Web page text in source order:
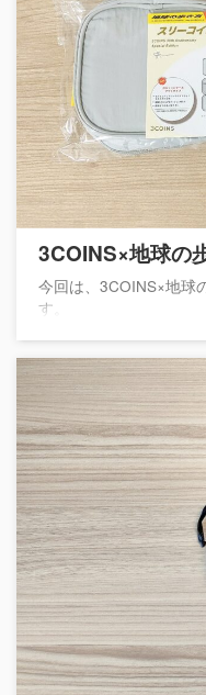
3COINS×地球の
今回は、3COINS×地球
す。